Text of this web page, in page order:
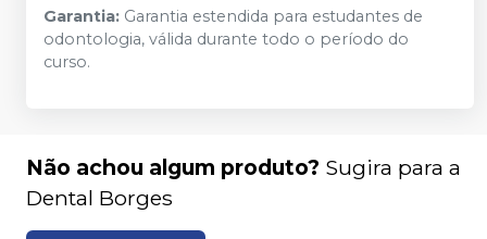
Garantia: Garantia estendida para estudantes de
odontologia, válida durante todo o período do
curso.
Não achou algum produto? Sugira para a
Dental Borges